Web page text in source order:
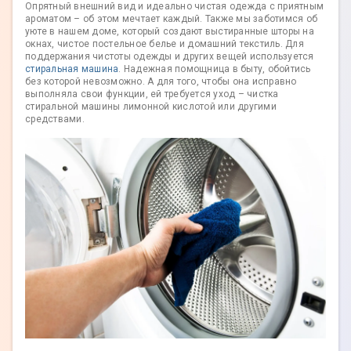
Опрятный внешний вид и идеально чистая одежда с приятным
ароматом – об этом мечтает каждый. Также мы заботимся об
уюте в нашем доме, который создают выстиранные шторы на
окнах, чистое постельное белье и домашний текстиль. Для
поддержания чистоты одежды и других вещей используется
стиральная машина. Надежная помощница в быту, обойтись
без которой невозможно. А для того, чтобы она исправно
выполняла свои функции, ей требуется уход – чистка
стиральной машины лимонной кислотой или другими
средствами.